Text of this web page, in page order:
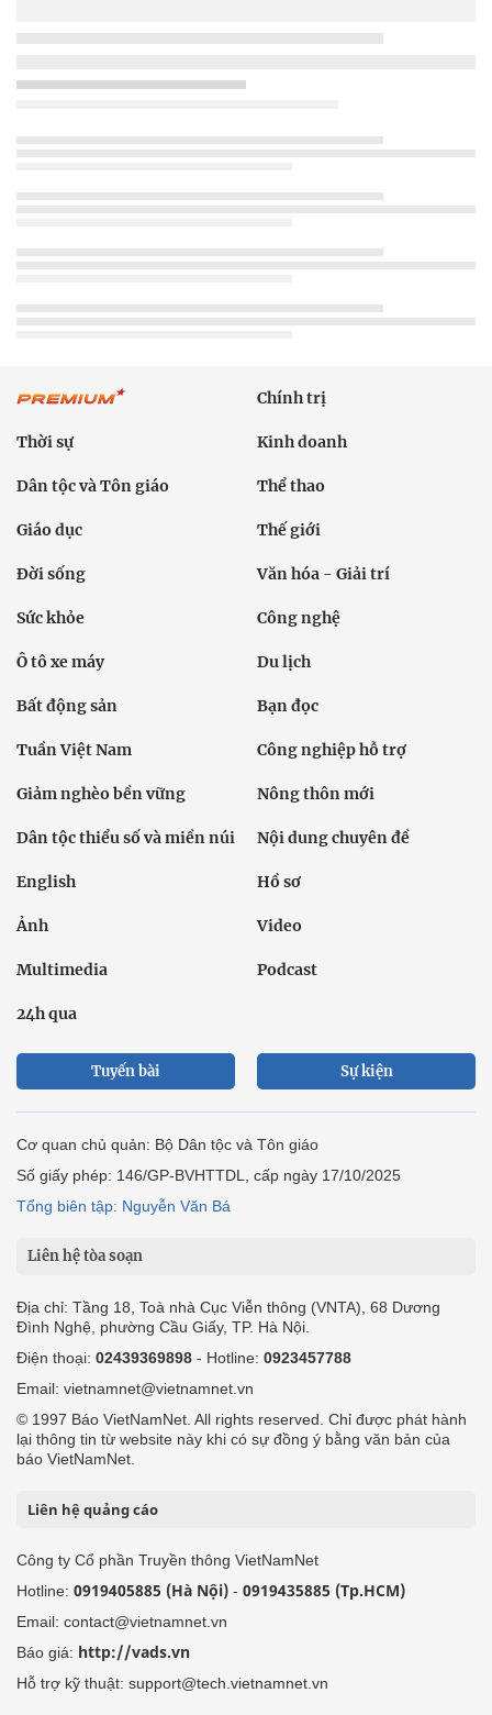
Chính trị
Thời sự Kinh doanh
Dân tộc và Tôn giáo Thể thao
Giáo dục Thế giới
Đời sống Văn hóa - Giải trí
Sức khỏe Công nghệ
Ô tô xe máy Du lịch
Bất động sản Bạn đọc
Tuần Việt Nam Công nghiệp hỗ trợ
Giảm nghèo bền vững Nông thôn mới
Dân tộc thiểu số và miền núi Nội dung chuyên đề
English Hồ sơ
Ảnh Video
Multimedia Podcast
24h qua
Tuyến bài Sự kiện
Cơ quan chủ quản: Bộ Dân tộc và Tôn giáo
Số giấy phép: 146/GP-BVHTTDL, cấp ngày 17/10/2025
Tổng biên tập: Nguyễn Văn Bá
Liên hệ tòa soạn
Địa chỉ: Tầng 18, Toà nhà Cục Viễn thông (VNTA), 68 Dương
Đình Nghệ, phường Cầu Giấy, TP. Hà Nội.
Điện thoại: 02439369898 - Hotline: 0923457788
Email: vietnamnet@vietnamnet.vn
© 1997 Báo VietNamNet. All rights reserved. Chỉ được phát hành
lại thông tin từ website này khi có sự đồng ý bằng văn bản của
báo VietNamNet.
Liên hệ quảng cáo
Công ty Cổ phần Truyền thông VietNamNet
Hotline: 0919405885 (Hà Nội) - 0919435885 (Tp.HCM)
Email: contact@vietnamnet.vn
Báo giá: http://vads.vn
Hỗ trợ kỹ thuật: support@tech.vietnamnet.vn